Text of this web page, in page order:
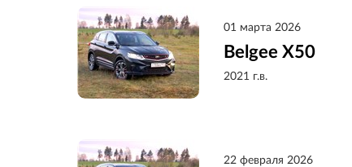
01 марта 2026
Belgee X50
2021 г.в.
22 февраля 2026